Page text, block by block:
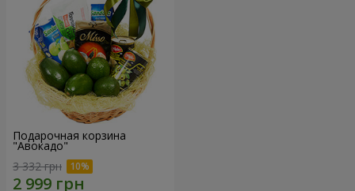
Подарочная корзина
"Авокадо"
3 332 грн